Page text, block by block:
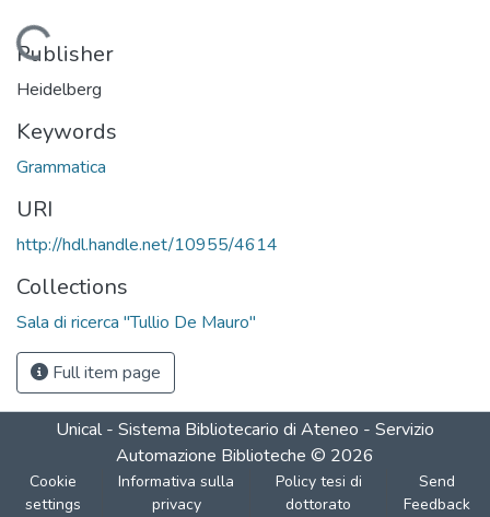
Loading...
Publisher
Heidelberg
Keywords
Grammatica
URI
http://hdl.handle.net/10955/4614
Collections
Sala di ricerca "Tullio De Mauro"
Full item page
Unical - Sistema Bibliotecario di Ateneo - Servizio
Automazione Biblioteche © 2026
Cookie
settings
Informativa sulla
privacy
Policy tesi di
dottorato
Send
Feedback